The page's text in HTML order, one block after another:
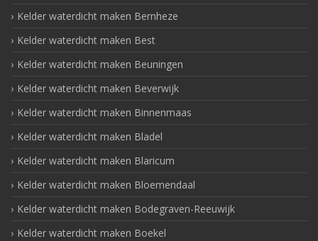
Kelder waterdicht maken Bernheze
Kelder waterdicht maken Best
Kelder waterdicht maken Beuningen
Kelder waterdicht maken Beverwijk
Kelder waterdicht maken Binnenmaas
Kelder waterdicht maken Bladel
Kelder waterdicht maken Blaricum
Kelder waterdicht maken Bloemendaal
Kelder waterdicht maken Bodegraven-Reeuwijk
Kelder waterdicht maken Boekel